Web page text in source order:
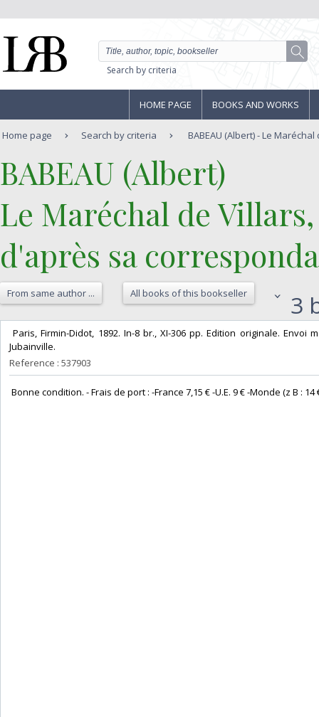
Search by criteria
HOME PAGE BOOKS AND WORKS
Home page Search by criteria BABEAU (Albert) - Le
‎BABEAU (Albert)‎
‎Le Maréchal de
d'après sa
From same author ... All books of this bookseller 3
Paris, Firmin-Didot, 1892. In-8 br., XI-306 pp. Edition originale.
Jubainville. ‎
Reference : 537903
Bonne condition. - Frais de port : -France 7,15 € -U.E. 9 € -Monde (z B : 14